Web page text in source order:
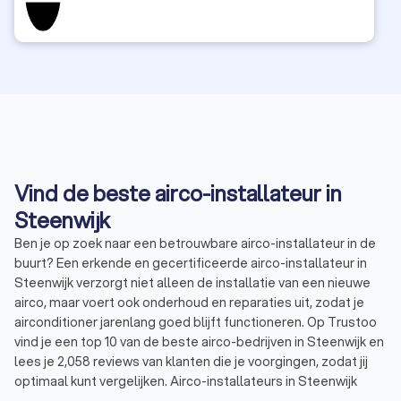
Vind de beste airco-installateur in
Steenwijk
Ben je op zoek naar een betrouwbare airco-installateur in de
buurt? Een erkende en gecertificeerde airco-installateur in
Steenwijk verzorgt niet alleen de installatie van een nieuwe
airco, maar voert ook onderhoud en reparaties uit, zodat je
airconditioner jarenlang goed blijft functioneren. Op Trustoo
vind je een top 10 van de beste airco-bedrijven in Steenwijk en
lees je 2,058 reviews van klanten die je voorgingen, zodat jij
optimaal kunt vergelijken. Airco-installateurs in Steenwijk